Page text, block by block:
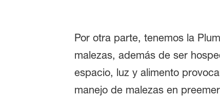
Por otra parte, tenemos la
malezas, además de ser
espacio, luz y alimento
manejo de malezas en